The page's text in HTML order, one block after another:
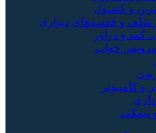
و کنسول
شلف و قفسه‌های دیواری
کمد و دراور
خواب
و کامپیوتر
نیمکت